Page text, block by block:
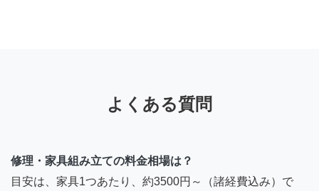
よくある質問
修理・家具組み立ての料金相場は？
目安は、家具1つあたり、約3500円～（諸経費込み）で